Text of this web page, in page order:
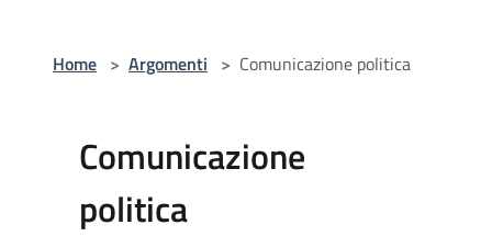
Home > Argomenti > Comunicazione politica
Comunicazione
politica